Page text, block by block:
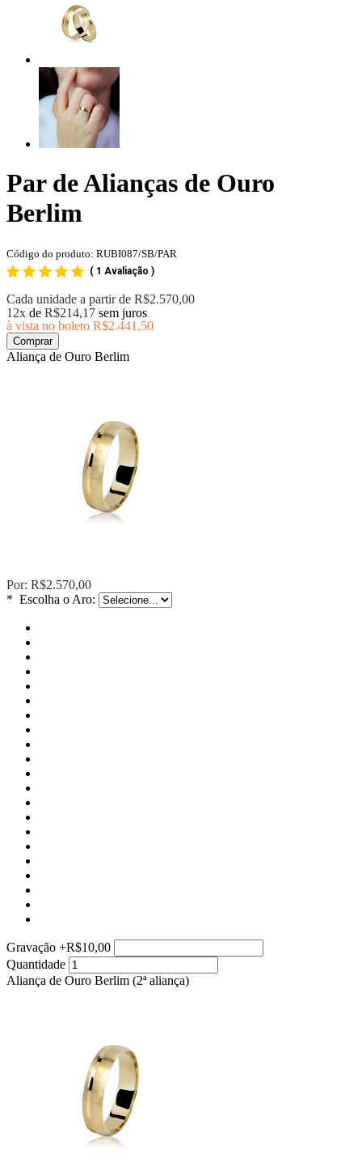
Par de Alianças de Ouro
Berlim
Código do produto: RUBI087/SB/PAR
( 1 Avaliação )
Cada unidade a partir de R$2.570,00
12x de R$214,17 sem juros
à vista no boleto R$2.441,50
Comprar
Aliança de Ouro Berlim
Por: R$2.570,00
* Escolha o Aro:
Gravação +R$10,00
Quantidade
Aliança de Ouro Berlim (2ª aliança)